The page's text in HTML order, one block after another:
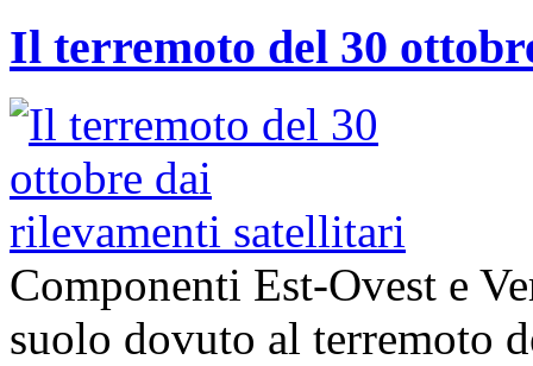
Il terremoto del 30
Componenti Est-Ovest e
suolo dovuto al terremoto